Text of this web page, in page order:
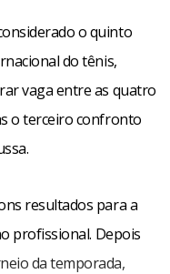
o quinto
do tênis,
vaga entre as quatro
o terceiro confronto
resultados para a
profissional. Depois
da temporada,